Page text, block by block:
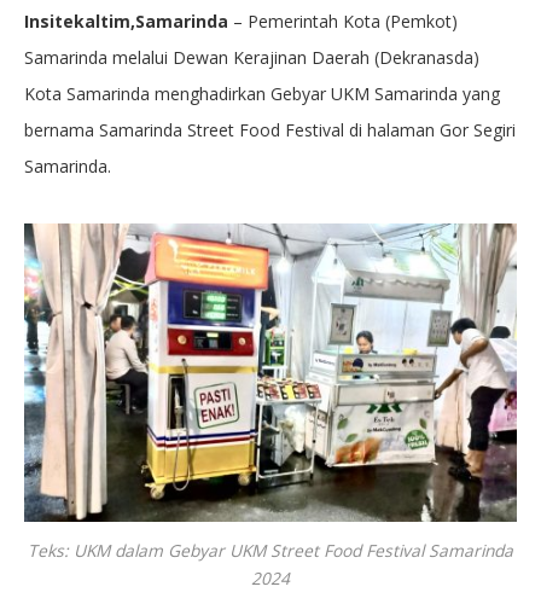
Insitekaltim,Samarinda – Pemerintah Kota (Pemkot)
Samarinda melalui Dewan Kerajinan Daerah (Dekranasda)
Kota Samarinda menghadirkan Gebyar UKM Samarinda yang
bernama Samarinda Street Food Festival di halaman Gor Segiri
Samarinda.
Teks: UKM dalam Gebyar UKM Street Food Festival Samarinda
2024